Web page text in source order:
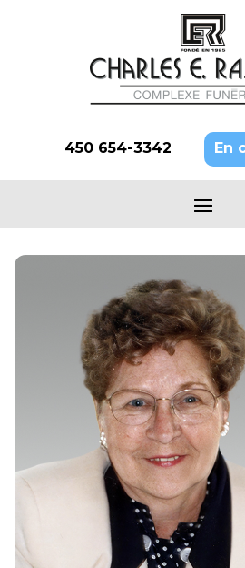
450 654-3342 En